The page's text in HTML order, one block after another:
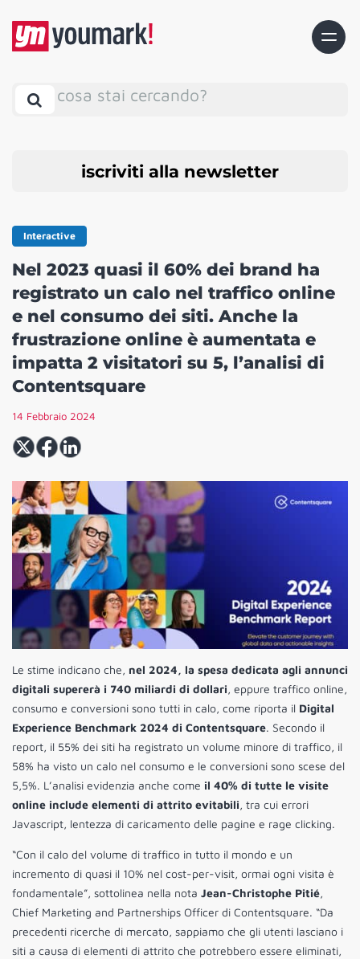
cosa stai cercando?
iscriviti alla newsletter
Interactive
Nel 2023 quasi il 60% dei brand ha
registrato un calo nel traffico online
e nel consumo dei siti. Anche la
frustrazione online è aumentata e
impatta 2 visitatori su 5, l’analisi di
Contentsquare
14 Febbraio 2024
Le stime indicano che, nel 2024, la spesa dedicata agli annunci
digitali supererà i 740 miliardi di dollari, eppure traffico online,
consumo e conversioni sono tutti in calo, come riporta il Digital
Experience Benchmark 2024 di Contentsquare. Secondo il
report, il 55% dei siti ha registrato un volume minore di traffico, il
58% ha visto un calo nel consumo e le conversioni sono scese del
5,5%. L’analisi evidenzia anche come il 40% di tutte le visite
online include elementi di attrito evitabili, tra cui errori
Javascript, lentezza di caricamento delle pagine e rage clicking.
“Con il calo del volume di traffico in tutto il mondo e un
incremento di quasi il 10% nel cost-per-visit, ormai ogni visita è
fondamentale”, sottolinea nella nota Jean-Christophe Pitié,
Chief Marketing and Partnerships Officer di Contentsquare. “Da
precedenti ricerche di mercato, sappiamo che gli utenti lasciano i
siti a causa di elementi di attrito che potrebbero essere eliminati,